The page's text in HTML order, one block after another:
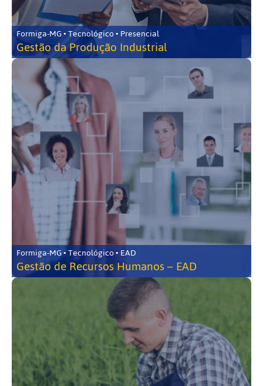
Formiga-MG • Tecnológico • Presencial
Gestão da Produção Industrial
Formiga-MG • Tecnológico • EAD
Gestão de Recursos Humanos – EAD